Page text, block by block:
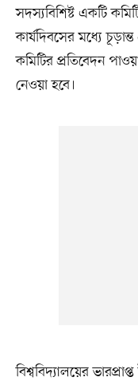
সদস্যবিশিষ্ট একটি
কার্যদিবসের মধ্যে
কমিটির প্রতিবেদন
নেওয়া হবে।
বিশ্ববিদ্যালয়ের